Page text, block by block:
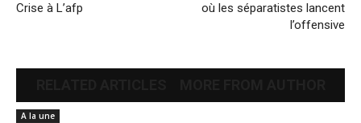
Crise à L’afp
où les séparatistes lancent
l’offensive
A la une